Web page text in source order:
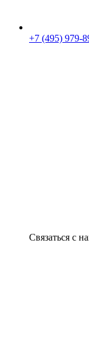
+7 (495) 979-
Связаться с